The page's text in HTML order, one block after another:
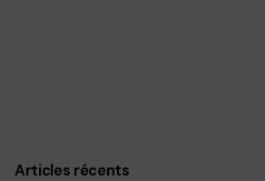
Articles récents